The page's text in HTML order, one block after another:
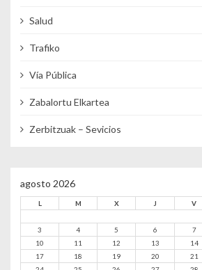
Salud
Trafiko
Vía Pública
Zabalortu Elkartea
Zerbitzuak – Sevicios
agosto 2026
L M X J V
3
4 5 6 7
10
11 12 13 14
17
18 19 20 21